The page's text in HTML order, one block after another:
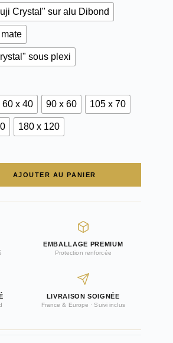
Crystal" sur alu Dibond
sous plexi
60 x 40 90 x 60 105 x 70
180 x 120
AJOUTER AU PANIER
EMBALLAGE PREMIUM
Protection renforcée
LIVRAISON SOIGNÉE
France & Europe · Suivi inclus